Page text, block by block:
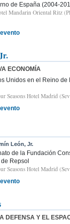
de España (2004-
Mandarin Oriental Ritz
ECONOMÍA
Unidos en el Reino
Seasons Hotel Madrid
León, Jr.
de la Fundación
Repsol
Seasons Hotel Madrid
DEFENSA Y EL